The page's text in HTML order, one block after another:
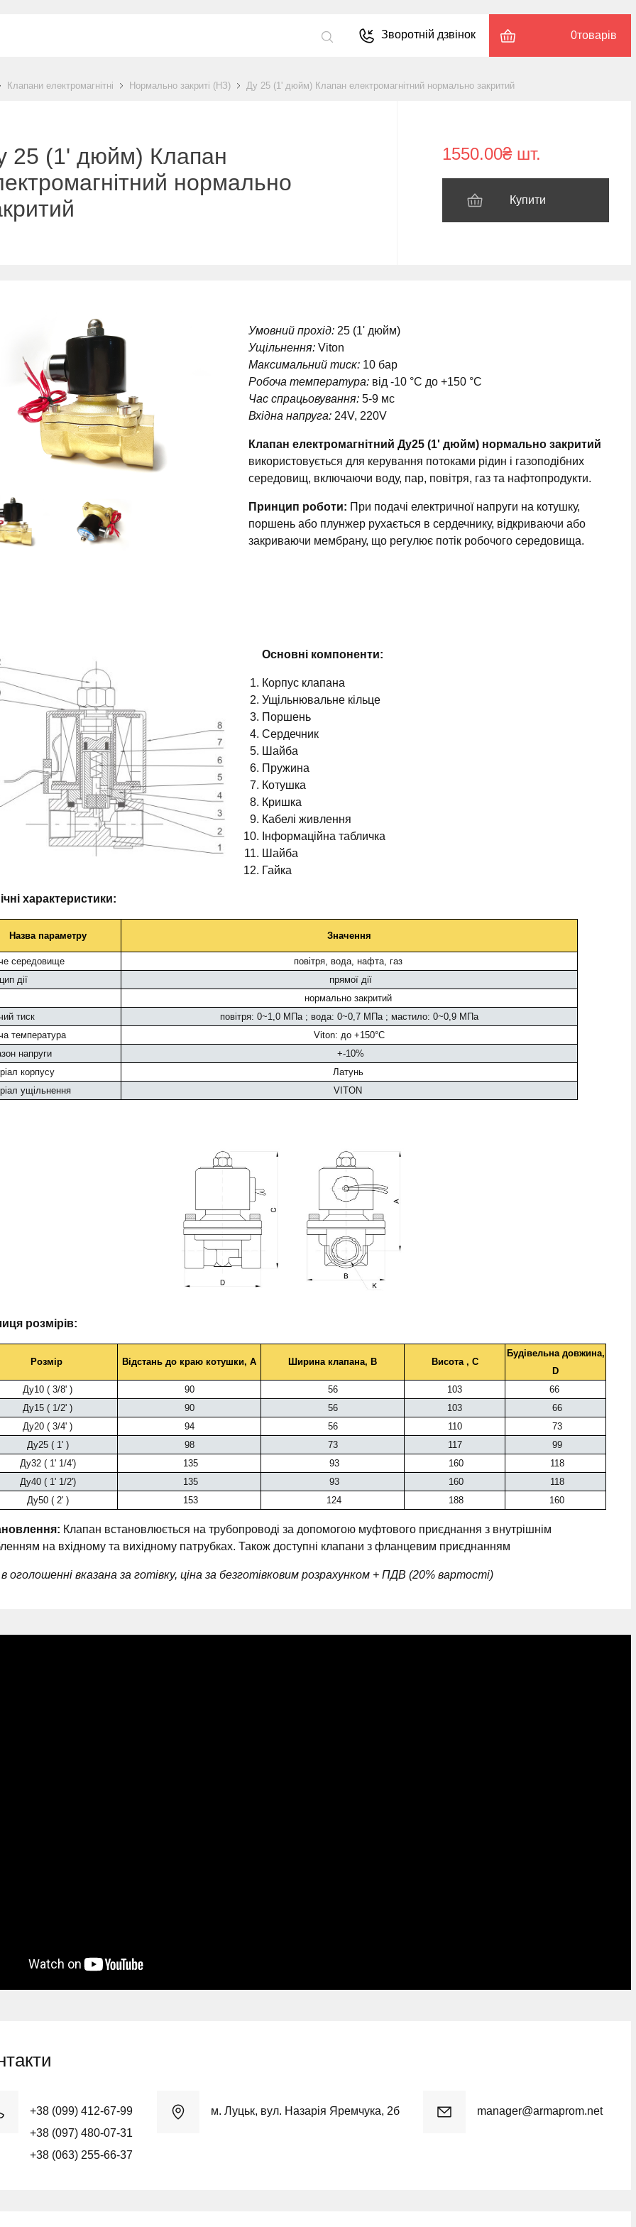
Зворотній дзвінок 0товарів
Клапани електромагнітні Нормально закриті (НЗ) Ду 25 (1' дюйм) Клапан електромагнітний нормально закритий
25 (1' дюйм) Клапан
нормально
1550.00₴ шт.
Купити
Умовний прохід: 25 (1' дюйм)
Ущільнення: Viton
Максимальний тиск: 10 бар
Робоча температура: від -10 °C до +150 °C
Час спрацьовування: 5-9 мс
Вхідна напруга: 24V, 220V
Клапан електромагнітний Ду25 (1' дюйм) нормально закритий
використовується для керування потоками рідин і газоподібних
середовищ, включаючи воду, пар, повітря, газ та нафтопродукти.
Принцип роботи: При подачі електричної напруги на котушку,
поршень або плунжер рухається в сердечнику, відкриваючи або
закриваючи мембрану, що регулює потік робочого середовища.
Основні компоненти:
Корпус клапана
Ущільнювальне кільце
Поршень
Сердечник
Шайба
Пружина
Котушка
Кришка
Кабелі живлення
Інформаційна табличка
Шайба
Гайка
характеристики:
Назва параметру Значення
середовище
повітря, вода, нафта, газ
дії
прямої дії
нормально закритий
тиск
повітря: 0~1,0 МПа ; вода: 0~0,7 МПа ; мастило: 0~0,9 МПа
температура
Viton: до +150°C
напруги
+-10%
корпусу
Латунь
ущільнення
VITON
розмірів:
Розмір Відстань до краю котушки, A Ширина клапана, B Висота , C
Будівельна довжина,
D
Ду10 ( 3/8' )
90 56 103
66
Ду15 ( 1/2' )
90 56 103
66
Ду20 ( 3/4' )
94 56 110
73
Ду25 ( 1' )
98 73 117
99
Ду32 ( 1' 1/4')
135 93 160
118
Ду40 ( 1' 1/2')
135 93 160
118
Ду50 ( 2' )
153 124 188 160
Клапан встановлюється на трубопроводі за допомогою муфтового приєднання з внутрішнім
на вхідному та вихідному патрубках. Також доступні клапани з фланцевим приєднанням
оголошенні вказана за готівку, ціна за безготівковим розрахунком + ПДВ (20% вартості)
+38 (099) 412-67-99
+38 (097) 480-07-31
+38 (063) 255-66-37
м. Луцьк, вул. Назарія Яремчука, 2б manager@armaprom.net